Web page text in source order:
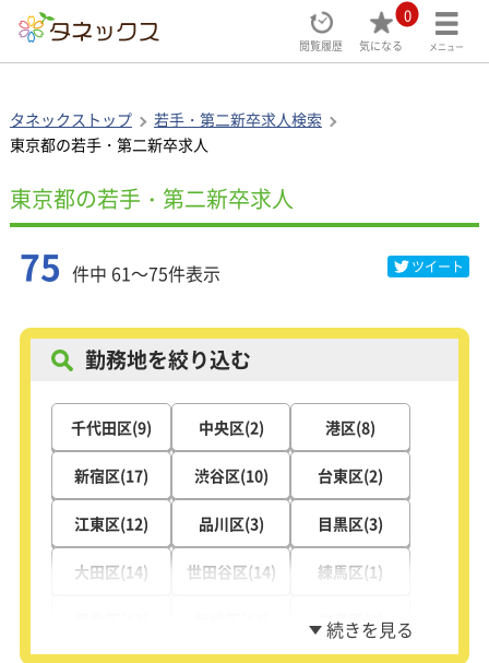
閲覧履歴
0
気になる メニュー
タネックストップ
若手・第二新卒求人検索
東京都の若手・第二新卒求人
東京都の若手・第二新卒求人
75 件中 61～75件表示 ツイート
勤務地を絞り込む
千代田区(9) 中央区(2) 港区(8)
新宿区(17) 渋谷区(10) 台東区(2)
江東区(12) 品川区(3) 目黒区(3)
大田区(14) 世田谷区(14) 練馬区(1)
文京区(2)